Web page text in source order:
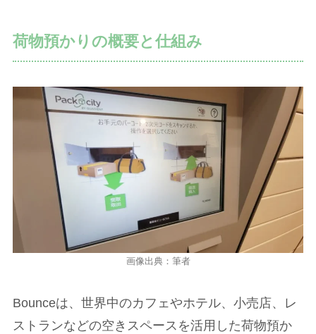
荷物預かりの概要と仕組み
画像出典：筆者
Bounceは、世界中のカフェやホテル、小売店、レ
ストランなどの空きスペースを活用した荷物預か